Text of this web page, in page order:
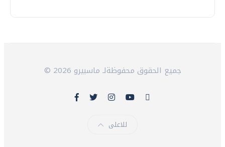
© 2026 جميع الحقوق محفوظةلـ ماسبيرو
للاعلى